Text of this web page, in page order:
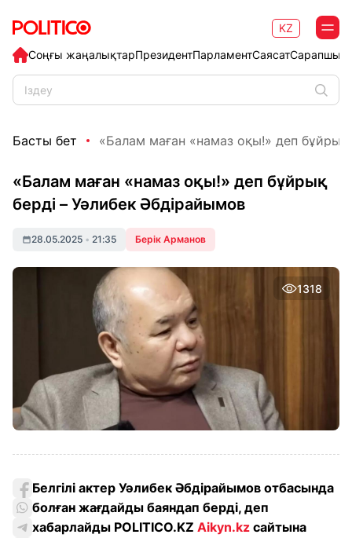
Соңғы жаңалықтарПрезидентПарламентСаясат
KZ
Басты бет «Балам маған «намаз оқы!» деп бұйрық
«Балам маған «намаз оқы!» деп бұйрық
берді – Уәлибек Әбдірайымов
28.05.2025 • 21:35 Берік Арманов
1318
Белгілі актер Уәлибек Әбдірайымов отбасында
болған жағдайды баяндап берді, деп
хабарлайды POLITICO.KZ Aikyn.kz сайтына